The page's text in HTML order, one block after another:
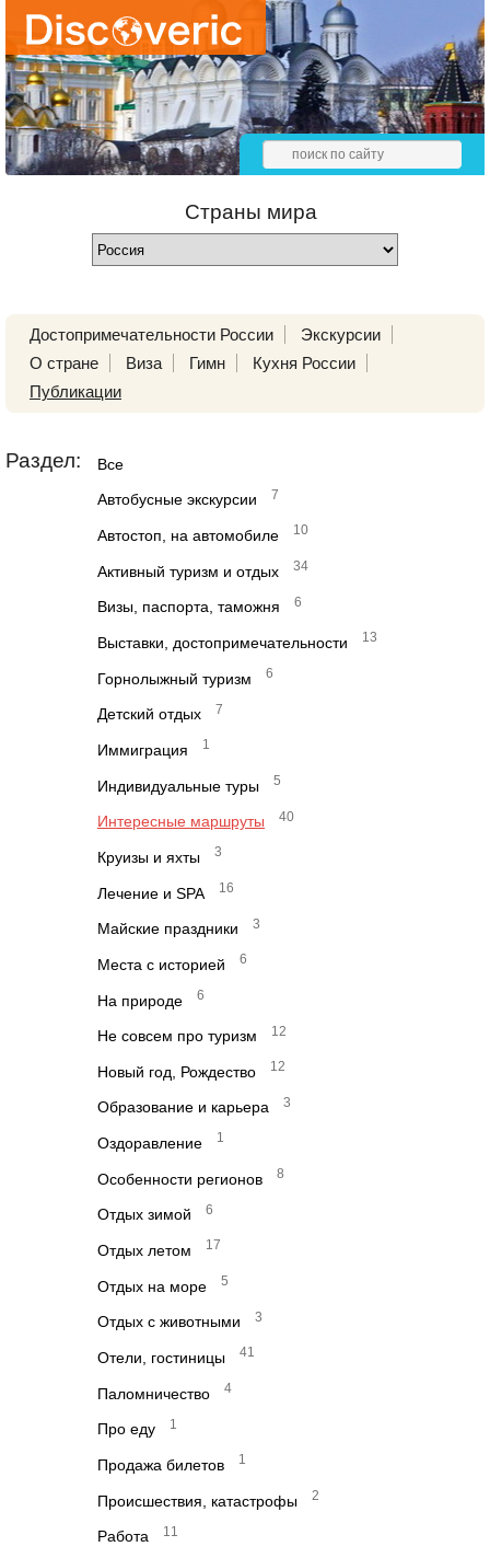
Страны мира
Достопримечательности России
Экскурсии
О стране
Виза Гимн
Кухня России
Публикации
Раздел: Все
Автобусные экскурсии 7
Автостоп, на автомобиле 10
Активный туризм и отдых 34
Визы, паспорта, таможня 6
Выставки, достопримечательности 13
Горнолыжный туризм 6
Детский отдых 7
Иммиграция 1
Индивидуальные туры 5
Интересные маршруты 40
Круизы и яхты 3
Лечение и SPA 16
Майские праздники 3
Места с историей 6
На природе 6
Не совсем про туризм 12
Новый год, Рождество 12
Образование и карьера 3
Оздоравление 1
Особенности регионов 8
Отдых зимой 6
Отдых летом 17
Отдых на море 5
Отдых с животными 3
Отели, гостиницы 41
Паломничество 4
Про еду 1
Продажа билетов 1
Происшествия, катастрофы 2
Работа 11